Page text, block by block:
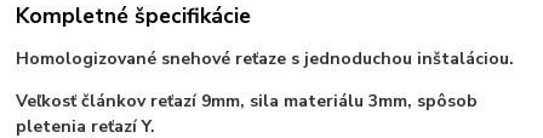
Kompletné špecifikácie
Homologizované snehové reťaze s jednoduchou inštaláciou.
Veľkosť článkov reťazí 9mm, sila materiálu 3mm, spôsob
pletenia reťazí Y.